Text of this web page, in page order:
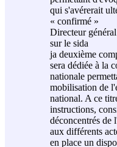
qui s'avérerait
« confirmé »
Directeur
sur le sida
ja deuxième
sera dédiée à la
nationale
mobilisation de
national. A ce
instructions,
déconcentrés de
aux différents
en place un